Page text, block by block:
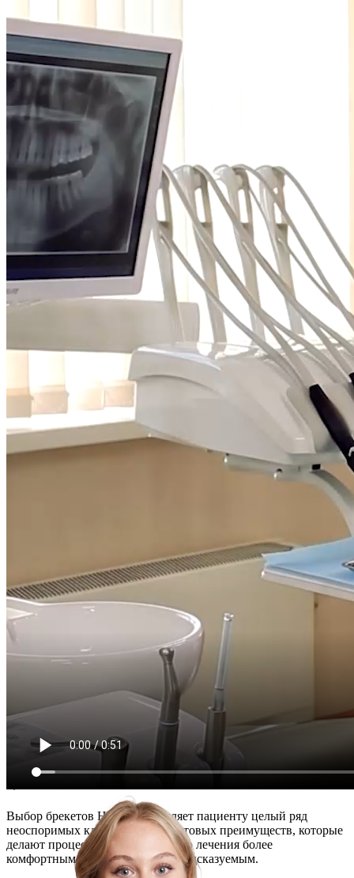
В основе системы лежит безлигатурный механизм фиксации
дуги: вместо эластичных или металлических лигатур
используется специальная подвижная клипса (защелка),
которая легко открывается для установки дуги и надежно
закрывается, удерживая ее в пазе. Этот механизм
минимизирует силу трения, обеспечивая свободное
скольжение дуги и постоянную передачу мягких, но
эффективных сил на зубы. Система обладает низким
профилем и компактными размерами, благодаря чему брекеты
H4 менее заметны на зубах и значительно комфортнее для
пациента.
Не менее важной особенностью является материал
изготовления. Брекеты H4 производятся из специального
биосовместимого сплава Hybrid Resin, который обладает
рядом уникальных свойств. Этот сплав абсолютно
гипоаллергенен, что делает систему безопасной для
пациентов со склонностью к аллергическим реакциям. Кроме
того, он обеспечивает исключительную прочность и
долговечность конструкции, позволяя выдерживать
значительные жевательные нагрузки без риска поломки. Для
максимально надежной фиксации на поверхности зуба
каждый брекет имеет основание Threadlok с уникальной
микрорельефной структурой, которая увеличивает площадь
сцепления с зубной эмалью. Это обеспечивает мощную
адгезию, минимизирует риск случайного отклеивания брекета
в процессе лечения и гарантирует точную передачу заданных
сил от дуги к зубу.
25% по сравнению с традиционными лигатурными
У пациентов с умеренной скученностью зубов сроки
коррекции могут уменьшаться на 3-4 месяца, а в
сложных случаях – до 6–8 месяцев.
За счет снижения трения и более физиологичного
распределения сил у 90% пациентов отмечается
значительное уменьшение болезненности после
плановых активаций системы.
Частота развития воспалительных заболеваний десен
(гингивита) в процессе лечения на самолигирующих
системах ниже на 40% благодаря упрощенной гигиене.
Преимущества самолигирующей
системы H4
Выбор брекетов H4 предоставляет пациенту целый ряд
неоспоримых клинических и бытовых преимуществ, которые
делают процесс ортодонтического лечения более
комфортным, эффективным и предсказуемым.